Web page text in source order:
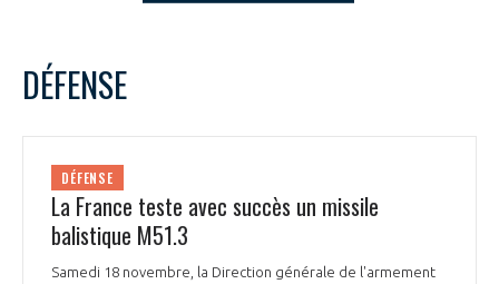
LE GIFAS
NOTRE VISION
NOS MISSIONS
ORGANISATION
LE CONSEIL DU GIFAS
FONCTIONNEMENT
1 2 3 4
5
20
DÉFENSE
DÉFENSE
La France teste avec succès un missile
balistique M51.3
Samedi 18 novembre, la Direction générale de l'armement
votre réseau au sein d’un écosystème intégré et
OUI NON